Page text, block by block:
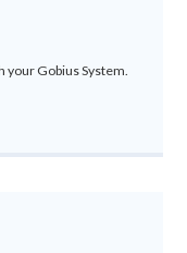
your Gobius System.